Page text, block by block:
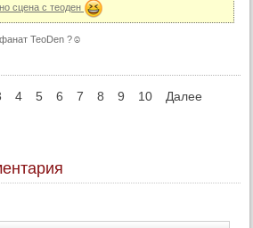
сцена с теоден
TeoDen ?☺
4 5 6 7 8 9 10 Далее